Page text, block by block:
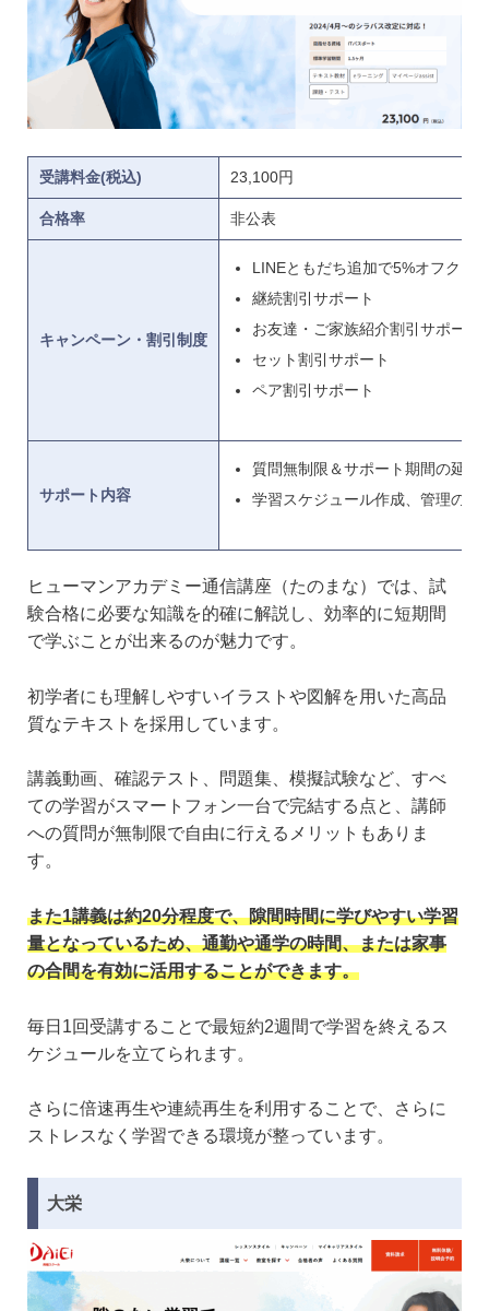
受講料金(税込) 23,100円
合格率 非公表
キャンペーン・割引制度
LINEともだち追加で5%オフクー
継続割引サポート
お友達・ご家族紹介割引サポート
セット割引サポート
ペア割引サポート
サポート内容
質問無制限＆サポート期間の延長
学習スケジュール作成、管理のサ
ヒューマンアカデミー通信講座（たのまな）では、試
験合格に必要な知識を的確に解説し、効率的に短期間
で学ぶことが出来るのが魅力です。
初学者にも理解しやすいイラストや図解を用いた高品
質なテキストを採用しています。
講義動画、確認テスト、問題集、模擬試験など、すべ
ての学習がスマートフォン一台で完結する点と、講師
への質問が無制限で自由に行えるメリットもありま
す。
また1講義は約20分程度で、隙間時間に学びやすい学習
量となっているため、通勤や通学の時間、または家事
の合間を有効に活用することができます。
毎日1回受講することで最短約2週間で学習を終えるス
ケジュールを立てられます。
さらに倍速再生や連続再生を利用することで、さらに
ストレスなく学習できる環境が整っています。
大栄